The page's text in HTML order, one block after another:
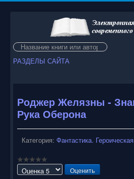
Искать...
РАЗДЕЛЫ САЙТА
Роджер Желязны -
Рука Оберона
Категория: Фантастика.
Пожалуйста,